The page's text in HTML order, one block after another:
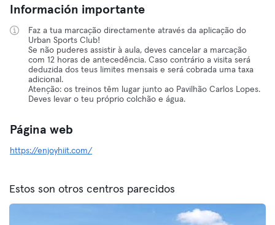
Información importante
Faz a tua marcação directamente através da aplicação do
Urban Sports Club!
Se não puderes assistir à aula, deves cancelar a marcação
com 12 horas de antecedência. Caso contrário a visita será
deduzida dos teus limites mensais e será cobrada uma taxa
adicional.
Atenção: os treinos têm lugar junto ao Pavilhão Carlos Lopes.
Deves levar o teu próprio colchão e água.
Página web
https://enjoyhiit.com/
Estos son otros centros parecidos